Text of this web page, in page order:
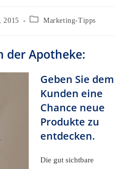
2015
Beitrags-Marketing-Tipps
der Apotheke:
Geben Sie dem
Kunden eine
Chance neue
Produkte zu
entdecken.
Die gut sichtbare